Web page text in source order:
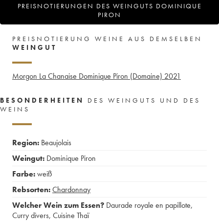
PREISNOTIERUNGEN DES WEINGUTS DOMINIQUE
PIRON
PREISNOTIERUNG WEINE AUS DEMSELBEN
WEINGUT
Morgon La Chanaise Dominique Piron (Domaine) 2021
BESONDERHEITEN
DES WEINGUTS UND DES
WEINS
Region: Beaujolais
Weingut: Dominique Piron
Farbe:weiß
Rebsorten:Chardonnay
Welcher Wein zum Essen? Daurade royale en papillote,
Curry divers, Cuisine Thaï